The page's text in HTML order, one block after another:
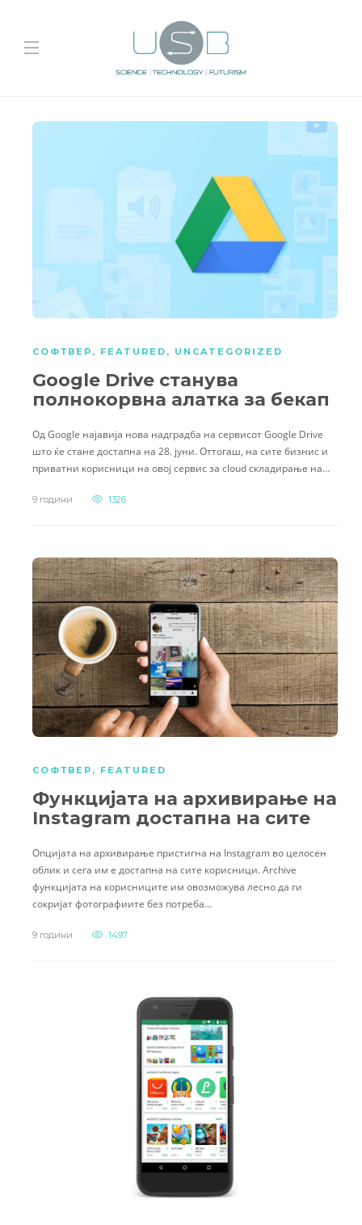
СОФТВЕР , FEATURED , UNCATEGORIZED
Google Drive станува
полнокорвна алатка за бекап
Од Google најавија нова надградба на сервисот Google Drive
што ќе стане достапна на 28. јуни. Оттогаш, на сите бизнис и
приватни корисници на овој сервис за cloud складирање на…
9 години 1326
СОФТВЕР , FEATURED
Функцијата на архивирање на
Instagram достапна на сите
Опцијата на архивирање пристигна на Instagram во целосен
облик и сега им е достапна на сите корисници. Archive
функцијата на корисниците им овозможува лесно да ги
сокријат фотографиите без потреба…
9 години 1497